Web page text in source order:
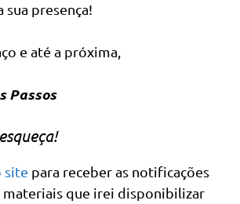
presença!
e até a próxima,
Passos
site para receber as notificações
que irei disponibilizar